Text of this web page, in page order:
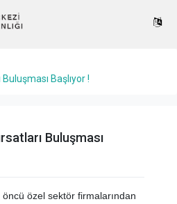
Başlıyor !
Buluşması
öncü özel sektör firmalarından